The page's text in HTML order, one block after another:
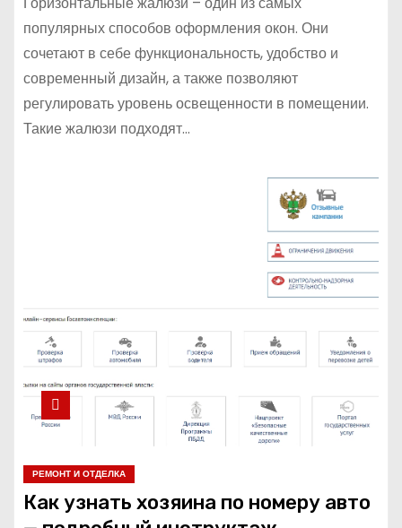
популярных способов оформления окон. Они
сочетают в себе функциональность, удобство и
современный дизайн, а также позволяют
регулировать уровень освещенности в помещении.
Такие жалюзи подходят…
РЕМОНТ И ОТДЕЛКА
Как узнать хозяина по номеру авто